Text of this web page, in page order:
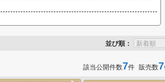
並び順：
該当公開件数7件 販売数7